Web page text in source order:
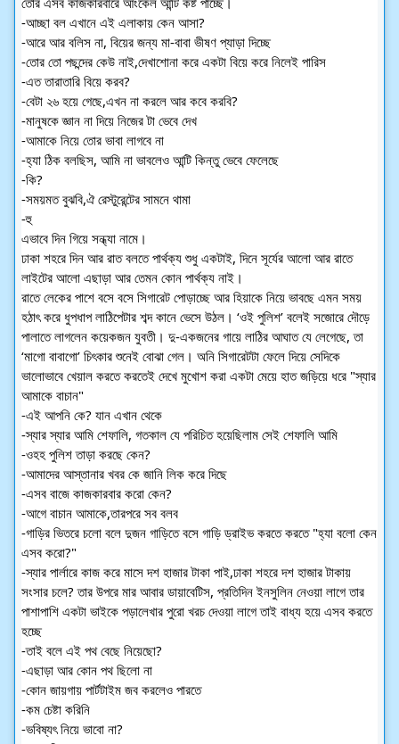
-আচ্ছা বল এখানে এই এলাকায় কেন আসা?
-আরে আর বলিস না, বিয়ের জন্য মা-বাবা ভীষণ প্যাড়া দিচ্ছে
-তোর তো পছন্দের কেউ নাই,দেখাশোনা করে একটা বিয়ে করে নিলেই পারিস
-এত তারাতারি বিয়ে করব?
-বেটা ২৬ হয়ে গেছে,এখন না করলে আর কবে করবি?
-মানুষকে জ্ঞান না দিয়ে নিজের টা ভেবে দেখ
-আমাকে নিয়ে তোর ভাবা লাগবে না
-হ্যা ঠিক বলছিস, আমি না ভাবলেও আন্টি কিন্তু ভেবে ফেলেছে
-কি?
-সময়মত বুঝবি,ঐ রেস্টুরেন্টের সামনে থামা
-হু
এভাবে দিন গিয়ে সন্ধ্যা নামে।
ঢাকা শহরে দিন আর রাত বলতে পার্থক্য শুধু একটাই, দিনে সূর্যের আলো আর রাতে
লাইটের আলো এছাড়া আর তেমন কোন পার্থক্য নাই।
রাতে লেকের পাশে বসে বসে সিগারেট পোড়াচ্ছে আর হিয়াকে নিয়ে ভাবছে এমন সময়
হঠাৎ করে ধুপধাপ লাঠিপেটার শব্দ কানে ভেসে উঠল। ‘ওই পুলিশ’ বলেই সজোরে দৌড়ে
পালাতে লাগলেন কয়েকজন যুবতী। দু-একজনের গায়ে লাঠির আঘাত যে লেগেছে, তা
‘মাগো বাবাগো’ চিৎকার শুনেই বোঝা গেল। অনি সিগারেটটা ফেলে দিয়ে সেদিকে
ভালোভাবে খেয়াল করতে করতেই দেখে মুখোশ করা একটা মেয়ে হাত জড়িয়ে ধরে "স্যার
আমাকে বাচান"
-এই আপনি কে? যান এখান থেকে
-স্যার স্যার আমি শেফালি, গতকাল যে পরিচিত হয়েছিলাম সেই শেফালি আমি
-ওহহ পুলিশ তাড়া করছে কেন?
-আমাদের আস্তানার খবর কে জানি লিক করে দিছে
-এসব বাজে কাজকারবার করো কেন?
-আগে বাচান আমাকে,তারপরে সব বলব
-গাড়ির ভিতরে চলো বলে দুজন গাড়িতে বসে গাড়ি ড্রাইভ করতে করতে "হ্যা বলো কেন
এসব করো?"
-স্যার পার্লারে কাজ করে মাসে দশ হাজার টাকা পাই,ঢাকা শহরে দশ হাজার টাকায়
সংসার চলে? তার উপরে মার আবার ডায়াবেটিস, প্রতিদিন ইনসুলিন নেওয়া লাগে তার
পাশাপাশি একটা ভাইকে পড়ালেখার পুরো খরচ দেওয়া লাগে তাই বাধ্য হয়ে এসব করতে
হচ্ছে
-তাই বলে এই পথ বেছে নিয়েছো?
-এছাড়া আর কোন পথ ছিলো না
-কোন জায়গায় পার্টটাইম জব করলেও পারতে
-কম চেষ্টা করিনি
-ভবিষ্যৎ নিয়ে ভাবো না?